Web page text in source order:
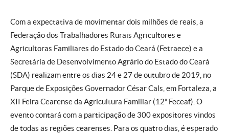
Com a expectativa de movimentar dois milhões de reais, a
Federação dos Trabalhadores Rurais Agricultores e
Agricultoras Familiares do Estado do Ceará (Fetraece) e a
Secretária de Desenvolvimento Agrário do Estado do Ceará
(SDA) realizam entre os dias 24 e 27 de outubro de 2019, no
Parque de Exposições Governador César Cals, em Fortaleza, a
XII Feira Cearense da Agricultura Familiar (12ª Feceaf). O
evento contará com a participação de 300 expositores vindos
de todas as regiões cearenses. Para os quatro dias, é esperado